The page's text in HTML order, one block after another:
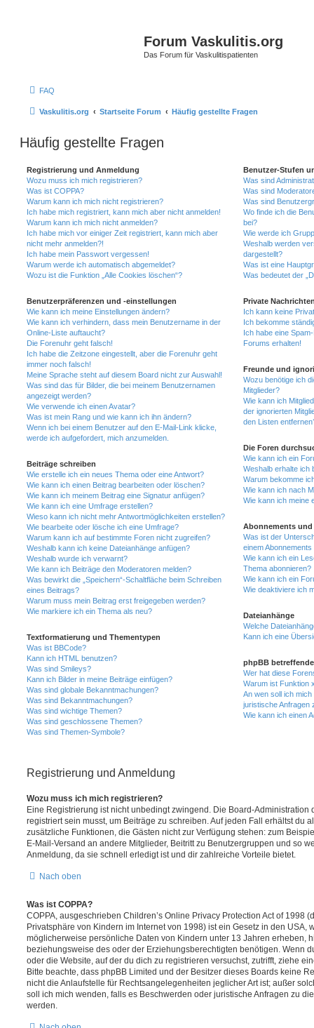
Forum Vaskulitis.org
Das Forum für Vaskulitispatienten
FAQ
Vaskulitis.org Startseite Forum Häufig gestellte Fragen
Häufig gestellte Fragen
Registrierung und Anmeldung
Wozu muss ich mich registrieren?
Was ist COPPA?
Warum kann ich mich nicht registrieren?
Ich habe mich registriert, kann mich aber nicht anmelden!
Warum kann ich mich nicht anmelden?
Ich habe mich vor einiger Zeit registriert, kann mich aber
nicht mehr anmelden?!
Ich habe mein Passwort vergessen!
Warum werde ich automatisch abgemeldet?
Wozu ist die Funktion „Alle Cookies löschen“?
Benutzerpräferenzen und -einstellungen
Wie kann ich meine Einstellungen ändern?
Wie kann ich verhindern, dass mein Benutzername in der
Online-Liste auftaucht?
Die Forenuhr geht falsch!
Ich habe die Zeitzone eingestellt, aber die Forenuhr geht
immer noch falsch!
Meine Sprache steht auf diesem Board nicht zur Auswahl!
Was sind das für Bilder, die bei meinem Benutzernamen
angezeigt werden?
Wie verwende ich einen Avatar?
Was ist mein Rang und wie kann ich ihn ändern?
Wenn ich bei einem Benutzer auf den E-Mail-Link klicke,
werde ich aufgefordert, mich anzumelden.
Beiträge schreiben
Wie erstelle ich ein neues Thema oder eine Antwort?
Wie kann ich einen Beitrag bearbeiten oder löschen?
Wie kann ich meinem Beitrag eine Signatur anfügen?
Wie kann ich eine Umfrage erstellen?
Wieso kann ich nicht mehr Antwortmöglichkeiten erstellen?
Wie bearbeite oder lösche ich eine Umfrage?
Warum kann ich auf bestimmte Foren nicht zugreifen?
Weshalb kann ich keine Dateianhänge anfügen?
Weshalb wurde ich verwarnt?
Wie kann ich Beiträge den Moderatoren melden?
Was bewirkt die „Speichern“-Schaltfläche beim Schreiben
eines Beitrags?
Warum muss mein Beitrag erst freigegeben werden?
Wie markiere ich ein Thema als neu?
Textformatierung und Thementypen
Was ist BBCode?
Kann ich HTML benutzen?
Was sind Smileys?
Kann ich Bilder in meine Beiträge einfügen?
Was sind globale Bekanntmachungen?
Was sind Bekanntmachungen?
Was sind wichtige Themen?
Was sind geschlossene Themen?
Was sind Themen-Symbole?
Benutzer-Stufen
Was sind
Was sind
Was sind
Wo finde ich die
bei?
Wie werde ich
Weshalb werden
dargestellt?
Was ist eine
Was bedeutet der
Private
Ich kann keine
Ich bekomme
Ich habe eine
Forums erhalten!
Freunde und
Wozu benötige ich
Mitglieder?
Wie kann ich
der ignorierten
den Listen
Die Foren
Wie kann ich ein
Weshalb erhalte ich
Warum bekomme
Wie kann ich nach
Wie kann ich meine
Abonnements und
Was ist der
einem
Wie kann ich ein
Thema abonnieren?
Wie kann ich ein
Wie deaktiviere ich
Dateianhänge
Welche
Kann ich eine
phpBB
Wer hat diese
Warum ist Funktion
An wen soll ich
juristische Anfragen
Wie kann ich einen
Registrierung und Anmeldung
Wozu muss ich mich registrieren?
Eine Registrierung ist nicht unbedingt zwingend. Die Board-Administration
registriert sein musst, um Beiträge zu schreiben. Auf jeden Fall erhältst du
zusätzliche Funktionen, die Gästen nicht zur Verfügung stehen: zum
E-Mail-Versand an andere Mitglieder, Beitritt zu Benutzergruppen und so
Anmeldung, da sie schnell erledigt ist und dir zahlreiche Vorteile bietet.
Nach oben
Was ist COPPA?
COPPA, ausgeschrieben Children’s Online Privacy Protection Act of 1998
Privatsphäre von Kindern im Internet von 1998) ist ein Gesetz in den USA,
möglicherweise persönliche Daten von Kindern unter 13 Jahren erheben,
beziehungsweise des oder der Erziehungsberechtigten benötigen. Wenn
oder die Website, auf der du dich zu registrieren versuchst, zutrifft, ziehe
Bitte beachte, dass phpBB Limited und der Besitzer dieses Boards keine
nicht die Anlaufstelle für Rechtsangelegenheiten jeglicher Art ist; außer
soll ich mich wenden, falls es Beschwerden oder juristische Anfragen zu
werden.